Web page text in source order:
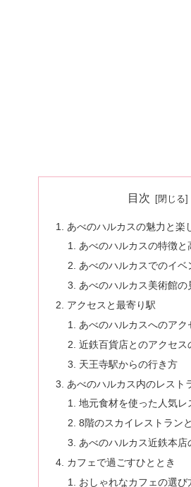
目次
あべのハルカスの魅力と楽
あべのハルカスの特徴と
あべのハルカスでのイベ
あべのハルカス美術館の
アクセスと最寄り駅
あべのハルカスへのアク
近鉄百貨店とのアクセス
天王寺駅からの行き方
あべのハルカス内のレスト
地元食材を使った人気レ
8階のスカイレストラン
あべのハルカス近鉄本
カフェで過ごすひととき
おしゃれなカフェの選び